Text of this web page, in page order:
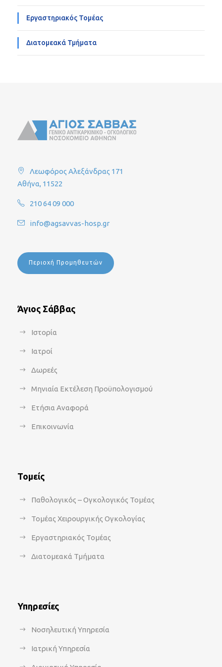
Εργαστηριακός Τομέας
Διατομεακά Τμήματα
Λεωφόρος Αλεξάνδρας 171
Αθήνα, 11522
210 64 09 000
info@agsavvas-hosp.gr
Περιοχή Προμηθευτών
Άγιος Σάββας
Ιστορία
Ιατροί
Δωρεές
Μηνιαία Εκτέλεση Προϋπολογισμού
Ετήσια Αναφορά
Επικοινωνία
Τομείς
Παθολογικός – Ογκολογικός Τομέας
Τομέας Χειρουργικής Ογκολογίας
Εργαστηριακός Τομέας
Διατομεακά Τμήματα
Υπηρεσίες
Νοσηλευτική Υπηρεσία
Ιατρική Υπηρεσία